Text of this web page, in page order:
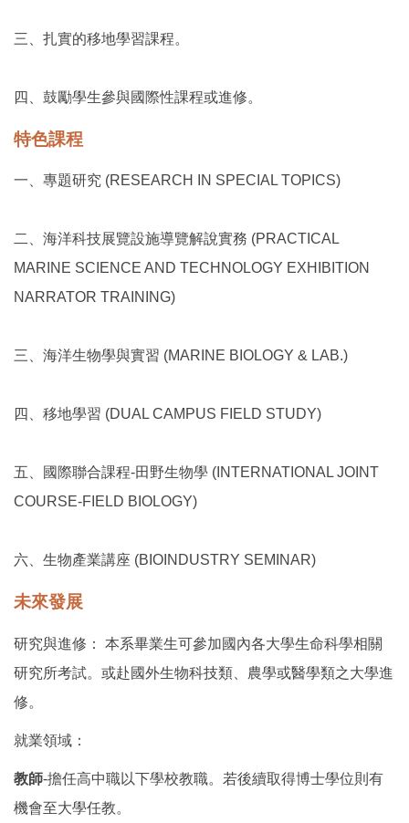
三、扎實的移地學習課程。
四、鼓勵學生參與國際性課程或進修。
特色課程
一、 專題研究 (RESEARCH IN SPECIAL TOPICS)
二、 海洋科技展覽設施導覽解說實務 (PRACTICAL
MARINE SCIENCE AND TECHNOLOGY EXHIBITION
NARRATOR TRAINING)
三、 海洋生物學與實習 (MARINE BIOLOGY & LAB.)
四、 移地學習 (DUAL CAMPUS FIELD STUDY)
五、
國際聯合課程-田野生物學 (INTERNATIONAL JOINT
COURSE-FIELD BIOLOGY)
六、 生物產業講座 (BIOINDUSTRY SEMINAR)
未來發展
研究與進修： 本系畢業生可參加國內各大學生命科學相關
研究所考試。或赴國外生物科技類、農學或醫學類之大學進
修。
就業領域：
教師-擔任高中職以下學校教職。若後續取得博士學位則有
機會至大學任教。